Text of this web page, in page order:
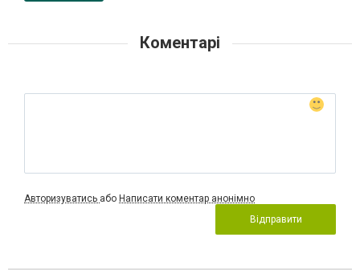
Коментарі
Авторизуватись або Написати коментар анонімно
Відправити